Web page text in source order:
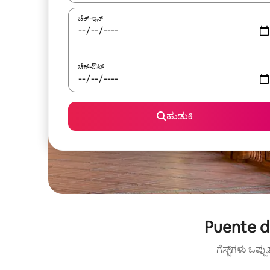
ಚೆಕ್-ಇನ್
ಚೆಕ್-ಔಟ್
ಹುಡುಕಿ
Puente
ಗೆಸ್ಟ್‌ಗಳು